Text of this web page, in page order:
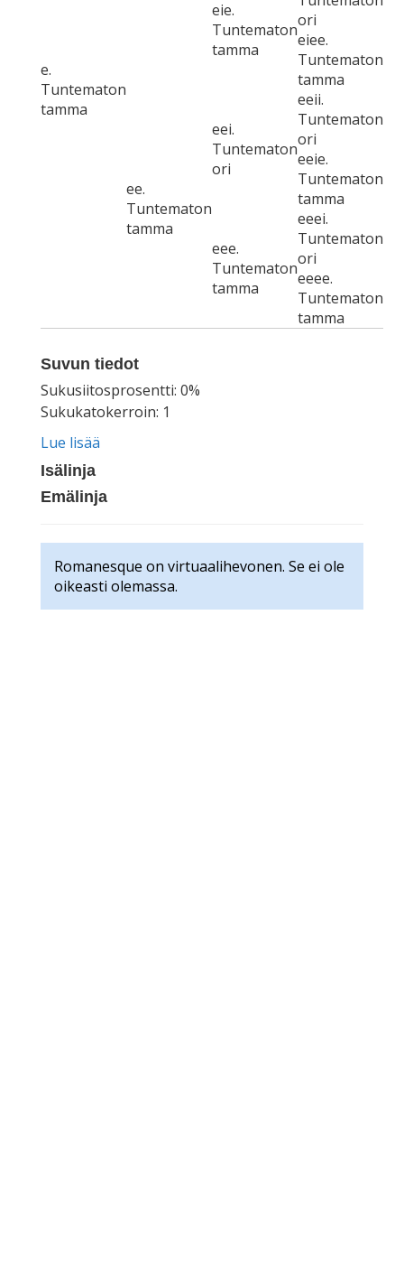
e.
Tuntematon
tamma
eie.
Tuntematon
tamma
ori
eiee.
Tuntematon
tamma
ee.
Tuntematon
tamma
eei.
Tuntematon
ori
eeii.
Tuntematon
ori
eeie.
Tuntematon
tamma
eee.
Tuntematon
tamma
eeei.
Tuntematon
ori
eeee.
Tuntematon
tamma
Suvun tiedot
Sukusiitosprosentti: 0%
Sukukatokerroin: 1
Lue lisää
Isälinja
Emälinja
Romanesque on virtuaalihevonen. Se ei ole
oikeasti olemassa.